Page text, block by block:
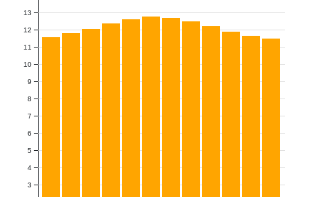
3
4
5
6
7
8
9
10
11
12
13